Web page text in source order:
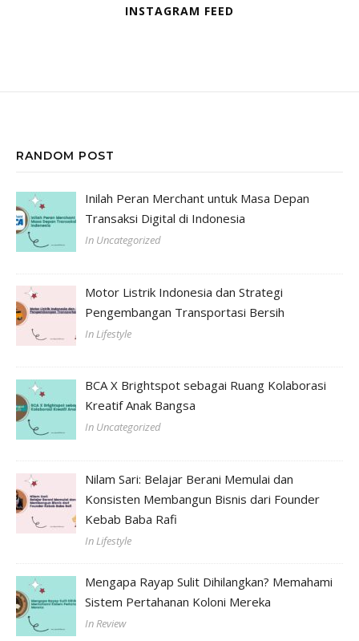
INSTAGRAM FEED
RANDOM POST
Inilah Peran Merchant untuk Masa Depan
Transaksi Digital di Indonesia
In Uncategorized
Motor Listrik Indonesia dan Strategi
Pengembangan Transportasi Bersih
In Lifestyle
BCA X Brightspot sebagai Ruang Kolaborasi
Kreatif Anak Bangsa
In Uncategorized
Nilam Sari: Belajar Berani Memulai dan
Konsisten Membangun Bisnis dari Founder
Kebab Baba Rafi
In Lifestyle
Mengapa Rayap Sulit Dihilangkan? Memahami
Sistem Pertahanan Koloni Mereka
In Review